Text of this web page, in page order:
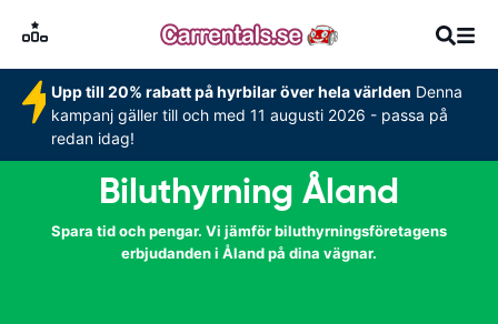
Upp till 20% rabatt på hyrbilar över hela världen Denna
kampanj gäller till och med 11 augusti 2026 - passa på
redan idag!
Biluthyrning Åland
Spara tid och pengar. Vi jämför biluthyrningsföretagens
erbjudanden i Åland på dina vägnar.